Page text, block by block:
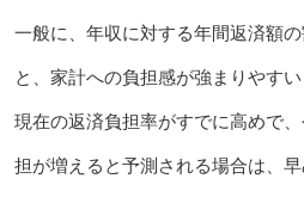
一般に、年収に対する年間返済額
と、家計への負担感が強まりやすい
現在の返済負担率がすでに高めで
担が増えると予測される場合は、